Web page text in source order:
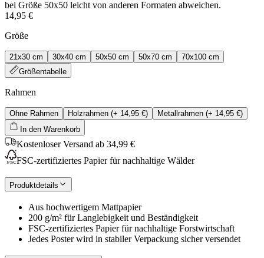
bei Größe 50x50 leicht von anderen Formaten abweichen.
14,95 €
Größe
21x30 cm 30x40 cm 50x50 cm 50x70 cm
70x100 cm
Größentabelle
Rahmen
Ohne Rahmen Holzrahmen (+ 14,95 €) Metallrahmen (+ 14,95 €)
In den Warenkorb
Kostenloser Versand ab 34,99 €
FSC-zertifiziertes Papier für nachhaltige Wälder
Produktdetails
Aus hochwertigem Mattpapier
200 g/m² für Langlebigkeit und Beständigkeit
FSC-zertifiziertes Papier für nachhaltige Forstwirtschaft
Jedes Poster wird in stabiler Verpackung sicher versendet